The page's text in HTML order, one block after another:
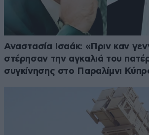
Αναστασία Ισαάκ: «Πριν καν
στέρησαν την αγκαλιά του
συγκίνησης στο Παραλίμνι